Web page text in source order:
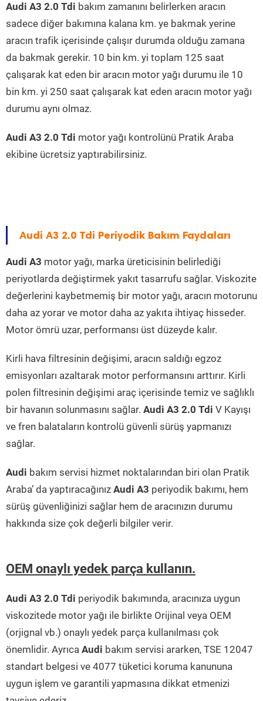
Audi A3 2.0 Tdi bakım zamanını belirlerken aracın
sadece diğer bakımına kalana km. ye bakmak yerine
aracın trafik içerisinde çalışır durumda olduğu zamana
da bakmak gerekir. 10 bin km. yi toplam 125 saat
çalışarak kat eden bir aracın motor yağı durumu ile 10
bin km. yi 250 saat çalışarak kat eden aracın motor yağı
durumu aynı olmaz.
Audi A3 2.0 Tdi motor yağı kontrolünü Pratik Araba
ekibine ücretsiz yaptırabilirsiniz.
Audi A3 2.0 Tdi Periyodik Bakım Faydaları
Audi A3 motor yağı, marka üreticisinin belirlediği
periyotlarda değiştirmek yakıt tasarrufu sağlar. Viskozite
değerlerini kaybetmemiş bir motor yağı, aracın motorunu
daha az yorar ve motor daha az yakıta ihtiyaç hisseder.
Motor ömrü uzar, performansı üst düzeyde kalır.
Kirli hava filtresinin değişimi, aracın saldığı egzoz
emisyonları azaltarak motor performansını arttırır. Kirli
polen filtresinin değişimi araç içerisinde temiz ve sağlıklı
bir havanın solunmasını sağlar. Audi A3 2.0 Tdi V Kayışı
ve fren balataların kontrolü güvenli sürüş yapmanızı
sağlar.
Audi bakım servisi hizmet noktalarından biri olan Pratik
Araba’ da yaptıracağınız Audi A3 periyodik bakımı, hem
sürüş güvenliğinizi sağlar hem de aracınızın durumu
hakkında size çok değerli bilgiler verir.
OEM onaylı yedek parça kullanın.
Audi A3 2.0 Tdi periyodik bakımında, aracınıza uygun
viskozitede motor yağı ile birlikte Orijinal veya OEM
(orjignal vb.) onaylı yedek parça kullanılması çok
önemlidir. Ayrıca Audi bakım servisi ararken, TSE 12047
standart belgesi ve 4077 tüketici koruma kanununa
uygun işlem ve garantili yapmasına dikkat etmenizi